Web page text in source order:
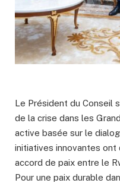
Le Président du Conseil
de la crise dans les
active basée sur le
initiatives innovantes ont
accord de paix entre le
Pour une paix durable